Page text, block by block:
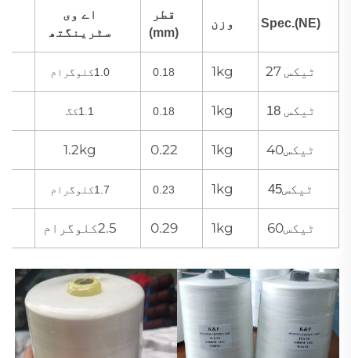
Spec.(NE) وزن
قطر
(mm)
اے وی
سٹرینگتھ
ٹیکس 27 1kg
0.18 1.0کلوگرام
ٹیکس 18 1kg
0.18 1.1کگ
ٹیکس40 1kg
0.22
1.2kg
ٹیکس45 1kg
0.23 1.7کلوگرام
ٹیکس60 1kg
0.29 2.5کلوگرام